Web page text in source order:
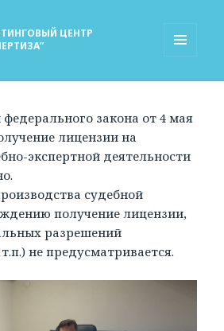
ЦЕНТР
закона от 4 мая
лицензии на
экспертной деятельности
судебной
получение лицензии,
разрешений
не предусматривается.